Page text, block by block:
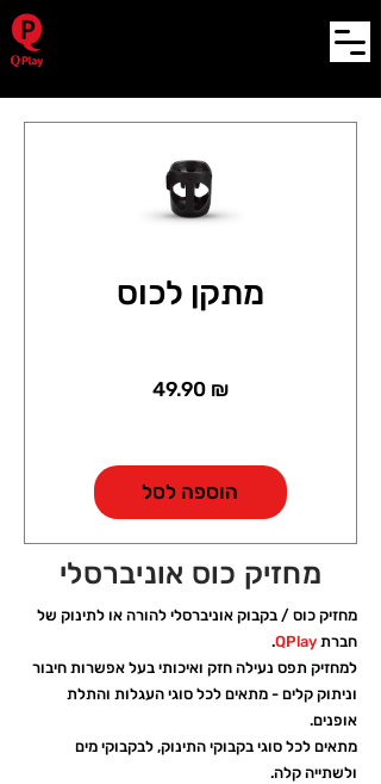
מתקן לכוס
49.90 ₪מחיר
הוספה לסל
מחזיק כוס אוניברסלי
מחזיק כוס / בקבוק אוניברסלי להורה או לתינוק של
חברת QPlay
.
למחזיק תפס נעילה חזק ואיכותי בעל אפשרות חיבור
וניתוק קלים - מתאים לכל סוגי העגלות והתלת
אופנים.
מתאים לכל סוגי בקבוקי התינוק, לבקבוקי מים
ולשתייה קלה.